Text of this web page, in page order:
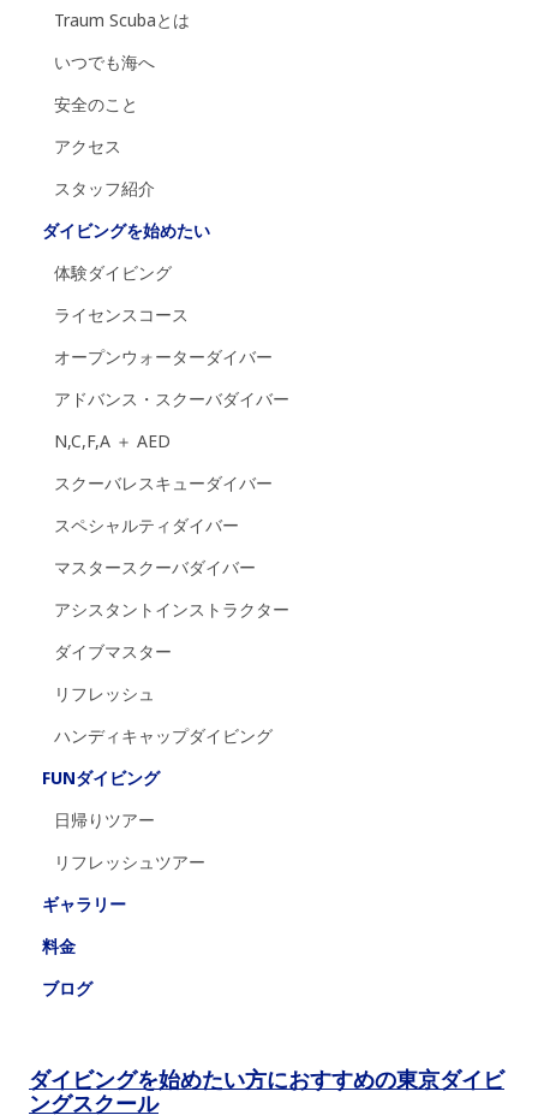
Traum Scubaとは
いつでも海へ
安全のこと
アクセス
スタッフ紹介
ダイビングを始めたい
体験ダイビング
ライセンスコース
オープンウォーターダイバー
アドバンス・スクーバダイバー
N,C,F,A ＋ AED
スクーバレスキューダイバー
スペシャルティダイバー
マスタースクーバダイバー
アシスタントインストラクター
ダイブマスター
リフレッシュ
ハンディキャップダイビング
FUNダイビング
日帰りツアー
リフレッシュツアー
ギャラリー
料金
ブログ
ダイビングを始めたい方におすすめの東京ダイビ
ングスクール